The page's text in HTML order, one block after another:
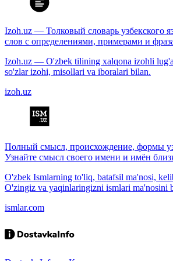
Izoh.uz — Толковый словарь узбекского
слов с определениями, примерами и
Izoh.uz — O'zbek tilining xalqona izohli
so'zlar izohi, misollari va iboralari bilan.
izoh.uz
Полный смысл, происхождение, формы
Узнайте смысл своего имени и имён
O'zbek Ismlarning to'liq, batafsil ma'nosi,
O'zingiz va yaqinlaringizni ismlari ma'nosini
ismlar.com